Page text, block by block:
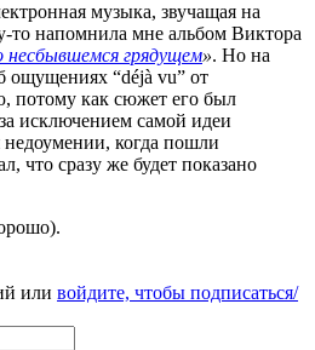
музыка, звучащая на
то напомнила мне альбом Виктора
несбывшемся грядущем». Но на
ощущениях “déjà vu” от
потому как сюжет его был
исключением самой идеи
когда пошли
что сразу же будет показано
или войдите, чтобы подписаться/